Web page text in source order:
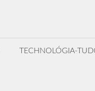
TECHNOLÓGIA-